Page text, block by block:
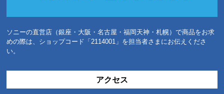
ソニーの直営店（銀座・大阪・名古屋・福岡天神・札幌）で商品をお求
めの際は、ショップコード「2114001」を担当者さまにお伝えくださ
い。
アクセス